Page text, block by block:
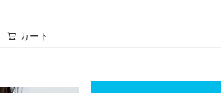
カート